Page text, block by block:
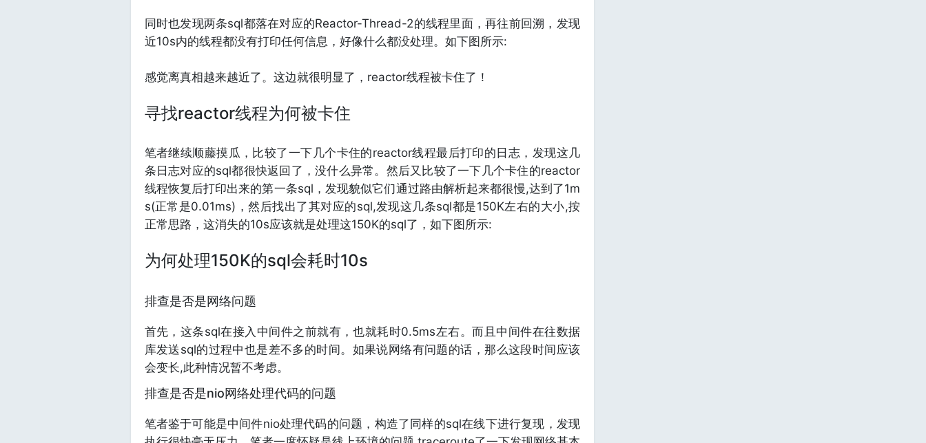
同时也发现两条sql都落在对应的Reactor-Thread-2的线程里面，再往前回溯，发现
近10s内的线程都没有打印任何信息，好像什么都没处理。如下图所示:
感觉离真相越来越近了。这边就很明显了，reactor线程被卡住了！
寻找reactor线程为何被卡住
笔者继续顺藤摸瓜，比较了一下几个卡住的reactor线程最后打印的日志，发现这几
条日志对应的sql都很快返回了，没什么异常。然后又比较了一下几个卡住的reactor
线程恢复后打印出来的第一条sql，发现貌似它们通过路由解析起来都很慢,达到了1m
s(正常是0.01ms)，然后找出了其对应的sql,发现这几条sql都是150K左右的大小,按
正常思路，这消失的10s应该就是处理这150K的sql了，如下图所示:
为何处理150K的sql会耗时10s
排查是否是网络问题
首先，这条sql在接入中间件之前就有，也就耗时0.5ms左右。而且中间件在往数据
库发送sql的过程中也是差不多的时间。如果说网络有问题的话，那么这段时间应该
会变长,此种情况暂不考虑。
排查是否是nio网络处理代码的问题
笔者鉴于可能是中间件nio处理代码的问题，构造了同样的sql在线下进行复现，发现